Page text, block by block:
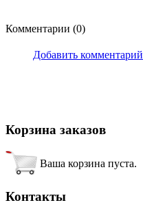
Комментарии (0)
Добавить комментарий
Корзина заказов
Ваша корзина пуста.
Контакты